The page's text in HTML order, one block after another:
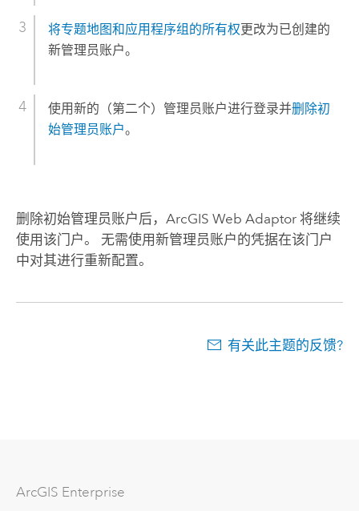
将专题地图和应用程序组的所有权更改为已创建的
新管理员账户。
使用新的（第二个）管理员账户进行登录并删除初
始管理员账户。
删除初始管理员账户后， ArcGIS Web Adaptor将继续
使用该门户。 无需使用新管理员账户的凭据在该门户
中对其进行重新配置。
有关此主题的反馈?
ArcGIS Enterprise